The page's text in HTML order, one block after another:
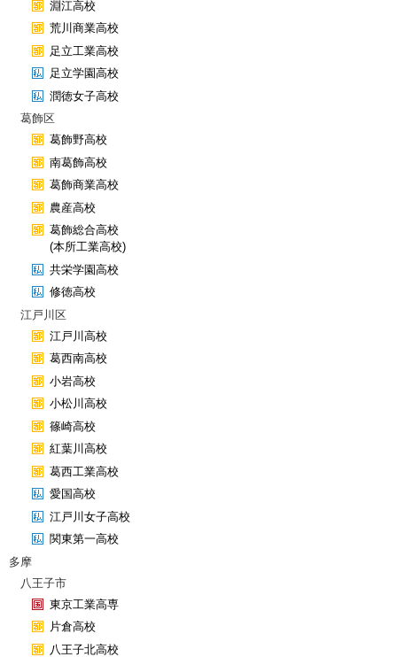
淵江高校
荒川商業高校
足立工業高校
足立学園高校
潤徳女子高校
葛飾区
葛飾野高校
南葛飾高校
葛飾商業高校
農産高校
葛飾総合高校
(本所工業高校)
共栄学園高校
修徳高校
江戸川区
江戸川高校
葛西南高校
小岩高校
小松川高校
篠崎高校
紅葉川高校
葛西工業高校
愛国高校
江戸川女子高校
関東第一高校
多摩
八王子市
東京工業高専
片倉高校
八王子北高校